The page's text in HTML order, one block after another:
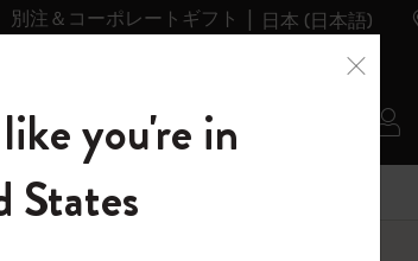
別注＆コーポレートギフト 日本 (日本語)
の世界
サブカテゴリ
ール
ロ
の世界へようこそ
you're in
States